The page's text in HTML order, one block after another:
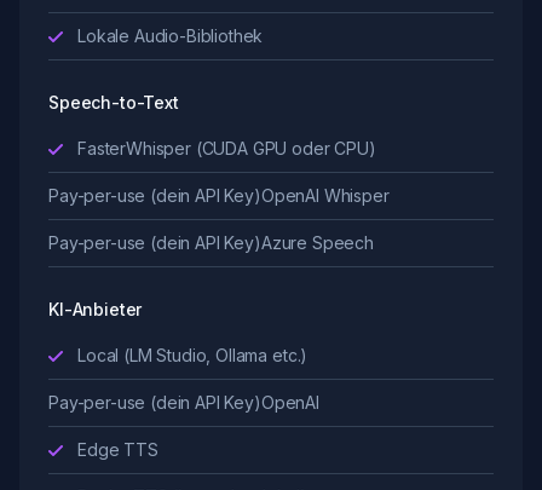
Lokale Audio-Bibliothek
Speech-to-Text
FasterWhisper (CUDA GPU oder CPU)
Pay-per-use (dein API Key)OpenAI Whisper
Pay-per-use (dein API Key)Azure Speech
KI-Anbieter
Local (LM Studio, Ollama etc.)
Pay-per-use (dein API Key)OpenAI
Edge TTS